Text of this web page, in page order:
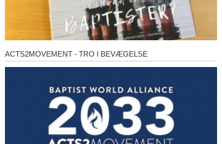
Acts2Movement
ACTS2MOVEMENT - TRO I BEVÆGELSE